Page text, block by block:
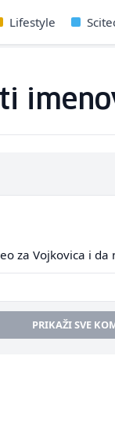
Lifestyle
za Vojkovica i da
PRIKAŽI SVE